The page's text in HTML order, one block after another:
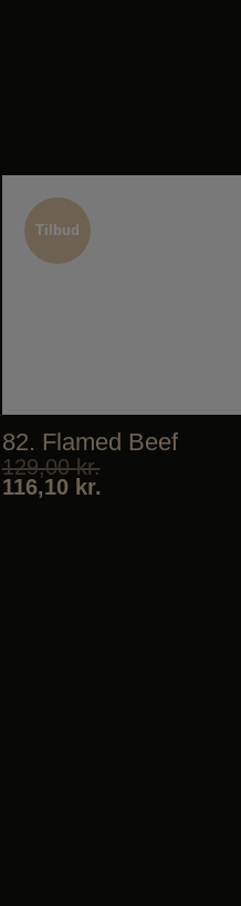
Tilbud
Tilbud
82. Flamed Beef
129,00kr.
116,10 kr.